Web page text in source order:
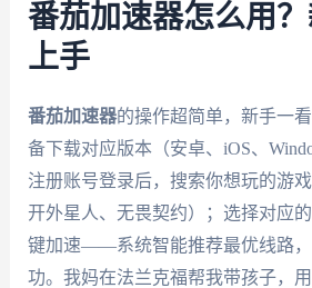
番茄加速器怎么用
上手
番茄加速器的操作超简单，新手一
备下载对应版本（安卓、iOS、
注册账号登录后，搜索你想玩的游
开外星人、无畏契约）；选择对应
键加速——系统智能推荐最优线路
功。我妈在法兰克福帮我带孩子，